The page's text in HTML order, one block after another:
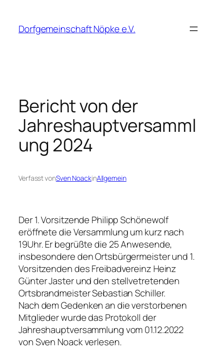
springen
Dorfgemeinschaft Nöpke e.V.
Bericht von der
Jahreshauptversamml
ung 2024
Verfasst vonSven NoackinAllgemein
Der 1. Vorsitzende Philipp Schönewolf
eröffnete die Versammlung um kurz nach
19Uhr. Er begrüßte die 25 Anwesende,
insbesondere den Ortsbürgermeister und 1.
Vorsitzenden des Freibadvereinz Heinz
Günter Jaster und den stellvetretenden
Ortsbrandmeister Sebastian Schiller.
Nach dem Gedenken an die verstorbenen
Mitglieder wurde das Protokoll der
Jahreshauptversammlung vom 01.12.2022
von Sven Noack verlesen.